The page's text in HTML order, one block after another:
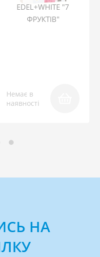
EDEL+WHITE "7
ФРУКТІВ"
Немає в
наявності
НА